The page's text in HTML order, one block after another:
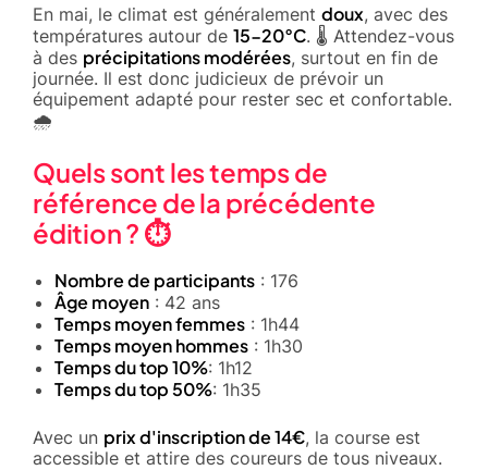
En mai, le climat est généralement doux, avec des
températures autour de 15-20°C. 🌡️ Attendez-vous
à des précipitations modérées, surtout en fin de
journée. Il est donc judicieux de prévoir un
équipement adapté pour rester sec et confortable.
🌧️
Quels sont les temps de
référence de la précédente
édition ? ⏱️
Nombre de participants : 176
Âge moyen : 42 ans
Temps moyen femmes : 1h44
Temps moyen hommes : 1h30
Temps du top 10%: 1h12
Temps du top 50%: 1h35
Avec un prix d'inscription de 14€, la course est
accessible et attire des coureurs de tous niveaux.